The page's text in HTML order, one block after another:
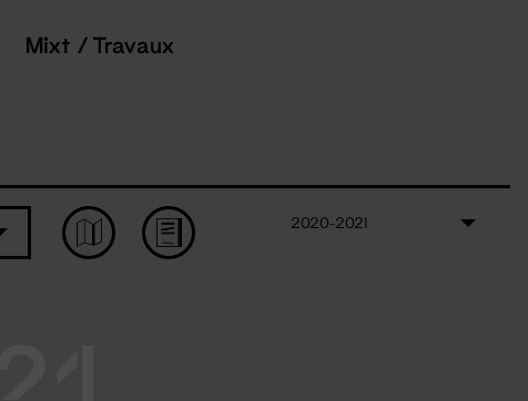
Mixt / Travaux
2020-2021